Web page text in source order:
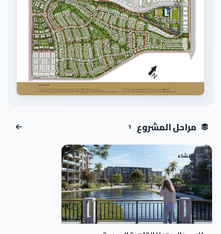
اضغط للتكبير
مراحل المشروع 1
تحت الإنشاء
01